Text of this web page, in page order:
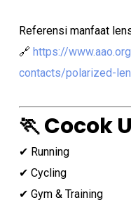
No
Referensi manfaat
🔗 https://
contacts/polarized-
🏃 Cocok
✔ Running
✔ Cycling
✔ Gym & Training